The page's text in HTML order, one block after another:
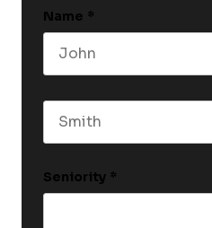
Name *
Seniority *